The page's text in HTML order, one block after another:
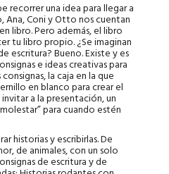
recorrer una idea para llegar a
Ana, Coni y Otto nos cuentan
libro. Pero además, el libro
tu libro propio. ¿Se imaginan
escritura? Bueno. Existe y es
e ideas creativas para
la caja en la que
en blanco para crear el
a la presentación, un
para cuando estén
historias y escribirlas. De
de animales, con un solo
de escritura y de